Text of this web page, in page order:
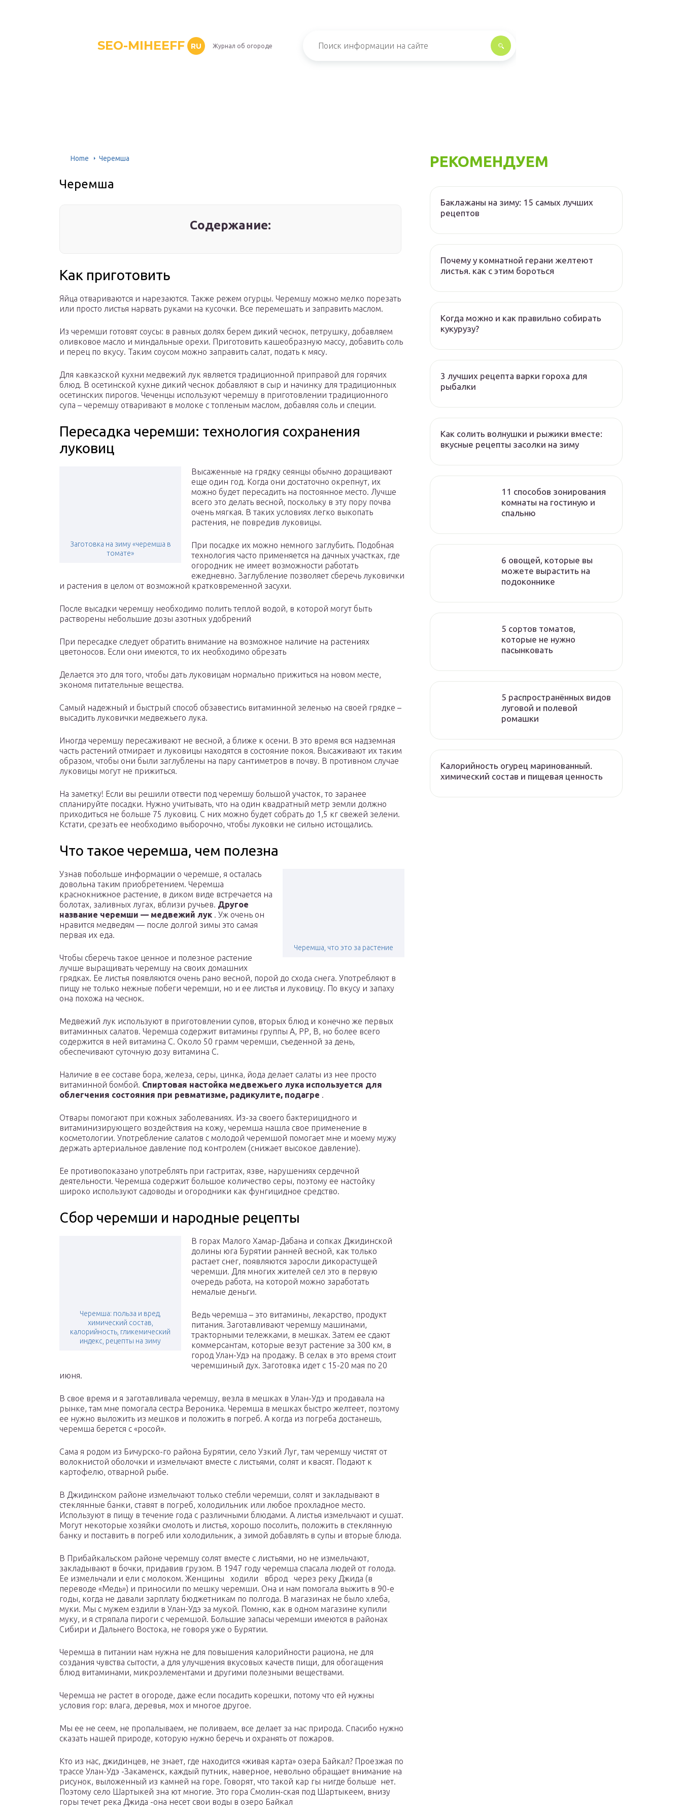
SEO-MIHEEFF RU Журнал об огороде
Home Черемша
Черемша
Содержание:
Как приготовить
Яйца отвариваются и нарезаются. Также режем огурцы. Черемшу можно мелко порезать
или просто листья нарвать руками на кусочки. Все перемешать и заправить маслом.
Из черемши готовят соусы: в равных долях берем дикий чеснок, петрушку, добавляем
оливковое масло и миндальные орехи. Приготовить кашеобразную массу, добавить соль
и перец по вкусу. Таким соусом можно заправить салат, подать к мясу.
Для кавказской кухни медвежий лук является традиционной приправой для горячих
блюд. В осетинской кухне дикий чеснок добавляют в сыр и начинку для традиционных
осетинских пирогов. Чеченцы используют черемшу в приготовлении традиционного
супа – черемшу отваривают в молоке с топленым маслом, добавляя соль и специи.
Пересадка черемши: технология сохранения
луковиц
Заготовка на зиму «черемша в
томате»
Высаженные на грядку сеянцы обычно доращивают
еще один год. Когда они достаточно окрепнут, их
можно будет пересадить на постоянное место. Лучше
всего это делать весной, поскольку в эту пору почва
очень мягкая. В таких условиях легко выкопать
растения, не повредив луковицы.
При посадке их можно немного заглубить. Подобная
технология часто применяется на дачных участках, где
огородник не имеет возможности работать
ежедневно. Заглубление позволяет сберечь луковички
и растения в целом от возможной кратковременной засухи.
После высадки черемшу необходимо полить теплой водой, в которой могут быть
растворены небольшие дозы азотных удобрений
При пересадке следует обратить внимание на возможное наличие на растениях
цветоносов. Если они имеются, то их необходимо обрезать
Делается это для того, чтобы дать луковицам нормально прижиться на новом месте,
экономя питательные вещества.
Самый надежный и быстрый способ обзавестись витаминной зеленью на своей грядке –
высадить луковички медвежьего лука.
Иногда черемшу пересаживают не весной, а ближе к осени. В это время вся надземная
часть растений отмирает и луковицы находятся в состояние покоя. Высаживают их таким
образом, чтобы они были заглублены на пару сантиметров в почву. В противном случае
луковицы могут не прижиться.
На заметку! Если вы решили отвести под черемшу большой участок, то заранее
спланируйте посадки. Нужно учитывать, что на один квадратный метр земли должно
приходиться не больше 75 луковиц. С них можно будет собрать до 1,5 кг свежей зелени.
Кстати, срезать ее необходимо выборочно, чтобы луковки не сильно истощались.
Что такое черемша, чем полезна
Черемша, что это за растение
Узнав побольше информации о черемше, я осталась
довольна таким приобретением. Черемша
краснокнижное растение, в диком виде встречается на
болотах, заливных лугах, вблизи ручьев. Другое
название черемши — медвежий лук . Уж очень он
нравится медведям — после долгой зимы это самая
первая их еда.
Чтобы сберечь такое ценное и полезное растение
лучше выращивать черемшу на своих домашних
грядках. Ее листья появляются очень рано весной, порой до схода снега. Употребляют в
пищу не только нежные побеги черемши, но и ее листья и луковицу. По вкусу и запаху
она похожа на чеснок.
Медвежий лук используют в приготовлении супов, вторых блюд и конечно же первых
витаминных салатов. Черемша содержит витамины группы А, РР, В, но более всего
содержится в ней витамина С. Около 50 грамм черемши, съеденной за день,
обеспечивают суточную дозу витамина С.
Наличие в ее составе бора, железа, серы, цинка, йода делает салаты из нее просто
витаминной бомбой. Спиртовая настойка медвежьего лука используется для
облегчения состояния при ревматизме, радикулите, подагре .
Отвары помогают при кожных заболеваниях. Из-за своего бактерицидного и
витаминизирующего воздействия на кожу, черемша нашла свое применение в
косметологии. Употребление салатов с молодой черемшой помогает мне и моему мужу
держать артериальное давление под контролем (снижает высокое давление).
Ее противопоказано употреблять при гастритах, язве, нарушениях сердечной
деятельности. Черемша содержит большое количество серы, поэтому ее настойку
широко используют садоводы и огородники как фунгицидное средство.
Сбор черемши и народные рецепты
Черемша: польза и вред,
химический состав,
калорийность, гликемический
индекс, рецепты на зиму
В горах Малого Хамар-Дабана и сопках Джидинской
долины юга Бурятии ранней весной, как только
растает снег, появляются заросли дикорастущей
черемши. Для многих жителей сел это в первую
очередь работа, на которой можно заработать
немалые деньги.
Ведь черемша – это витамины, лекарство, продукт
питания. Заготавливают черемшу машинами,
тракторными тележками, в мешках. Затем ее сдают
коммерсантам, которые везут растение за 300 км, в
город Улан-Удэ на продажу. В селах в это время стоит
черемшиный дух. Заготовка идет с 15-20 мая по 20
июня.
В свое время и я заготавливала черемшу, везла в мешках в Улан-Удэ и продавала на
рынке, там мне помогала сестра Вероника. Черемша в мешках быстро желтеет, поэтому
ее нужно выложить из мешков и положить в погреб. А когда из погреба достанешь,
черемша берется с «росой».
Сама я родом из Бичурско-го района Бурятии, село Узкий Луг, там черемшу чистят от
волокнистой оболочки и измельчают вместе с листьями, солят и квасят. Подают к
картофелю, отварной рыбе.
В Джидинском районе измельчают только стебли черемши, солят и закладывают в
стеклянные банки, ставят в погреб, холодильник или любое прохладное место.
Используют в пищу в течение года с различными блюдами. А листья измельчают и сушат.
Могут некоторые хозяйки смолоть и листья, хорошо посолить, положить в стеклянную
банку и поставить в погреб или холодильник, а зимой добавлять в супы и вторые блюда.
В Прибайкальском районе черемшу солят вместе с листьями, но не измельчают,
закладывают в бочки, придавив грузом. В 1947 году черемша спасала людей от голода.
Ее измельчали и ели с молоком. Женщины ходили вброд через реку Джида (в
переводе «Медь») и приносили по мешку черемши. Она и нам помогала выжить в 90-е
годы, когда не давали зарплату бюджетникам по полгода. В магазинах не было хлеба,
муки. Мы с мужем ездили в Улан-Удэ за мукой. Помню, как в одном магазине купили
муку, и я стряпала пироги с черемшой. Большие запасы черемши имеются в районах
Сибири и Дальнего Востока, не говоря уже о Бурятии.
Черемша в питании нам нужна не для повышения калорийности рациона, не для
создания чувства сытости, а для улучшения вкусовых качеств пищи, для обогащения
блюд витаминами, микроэлементами и другими полезными веществами.
Черемша не растет в огороде, даже если посадить корешки, потому что ей нужны
условия гор: влага, деревья, мох и многое другое.
Мы ее не сеем, не пропалываем, не поливаем, все делает за нас природа. Спасибо нужно
сказать нашей природе, которую нужно беречь и охранять от пожаров.
Кто из нас, джидинцев, не знает, где находится «живая карта» озера Байкал? Проезжая по
трассе Улан-Удэ -Закаменск, каждый путник, наверное, невольно обращает внимание на
рисунок, выложенный из камней на горе. Говорят, что такой кар гы нигде больше нет.
Поэтому село Шартыкей зна ют многие. Это гора Смолин-ская под Шартыкеем, внизу
горы течет река Джида -она несет свои воды в озеро Байкал
РЕКОМЕНДУЕМ
Баклажаны на зиму: 15 самых лучших
рецептов
Почему у комнатной герани желтеют
листья. как с этим бороться
Когда можно и как правильно собирать
кукурузу?
3 лучших рецепта варки гороха для
рыбалки
Как солить волнушки и рыжики вместе:
вкусные рецепты засолки на зиму
11 способов зонирования
комнаты на гостиную и
спальню
6 овощей, которые вы
можете вырастить на
подоконнике
5 сортов томатов,
которые не нужно
пасынковать
5 распространённых видов
луговой и полевой
ромашки
Калорийность огурец маринованный.
химический состав и пищевая ценность